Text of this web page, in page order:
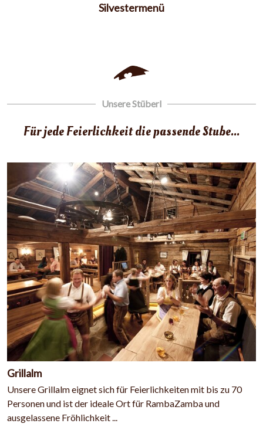
Silvestermenü
Unsere Stüberl
Für jede Feierlichkeit die passende Stube...
Grillalm
Unsere Grillalm eignet sich für Feierlichkeiten mit bis zu 70
Personen und ist der ideale Ort für RambaZamba und
ausgelassene Fröhlichkeit ...